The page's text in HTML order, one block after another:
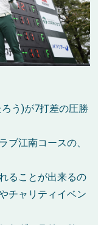
う)が7打差の圧勝
ブ江南コースの、
ることが出来るの
チャリティイベン